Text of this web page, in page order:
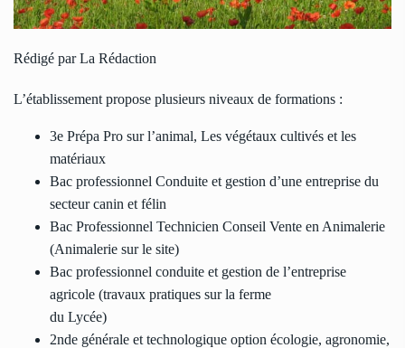
Rédigé par La Rédaction
L’établissement propose plusieurs niveaux de formations :
3e Prépa Pro sur l’animal, Les végétaux cultivés et les
matériaux
Bac professionnel Conduite et gestion d’une entreprise du
secteur canin et félin
Bac Professionnel Technicien Conseil Vente en Animalerie
(Animalerie sur le site)
Bac professionnel conduite et gestion de l’entreprise
agricole (travaux pratiques sur la ferme
du Lycée)
2nde générale et technologique option écologie, agronomie,